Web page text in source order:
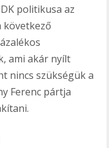
politikusa az
következő
ami akár nyílt
nincs szükségük a
Ferenc pártja